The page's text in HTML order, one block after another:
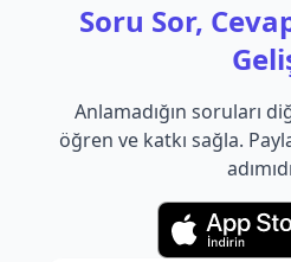
Soru Sor,
Anlamadığın soruları
öğren ve katkı sağla.